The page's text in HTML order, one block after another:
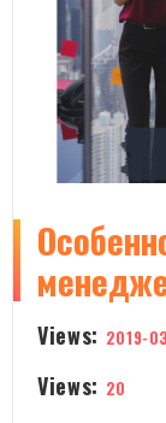
Views: 2019-
Views: 20